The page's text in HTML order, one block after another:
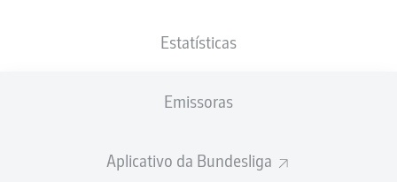
Estatísticas
Emissoras
Aplicativo da Bundesliga